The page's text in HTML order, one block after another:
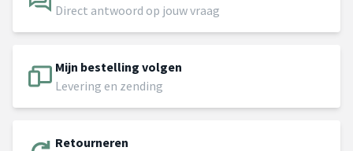
Direct antwoord op jouw vraag
Mijn bestelling volgen
Levering en zending
Retourneren